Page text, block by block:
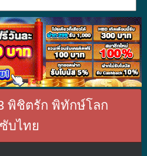
พิชิตรัก พิทักษ์โลก
บไทย